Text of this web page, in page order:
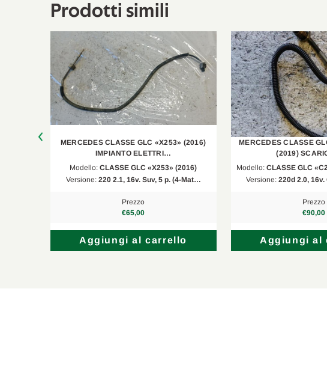
Prodotti simili
MERCEDES CLASSE GLC «X253» (2016)
IMPIANTO ELETTRI…
Modello: CLASSE GLC «X253» (2016)
Versione: 220 2.1, 16v. Suv, 5 p. (4-Mat…
Prezzo
€65,00
Aggiungi al carrello
MERCEDES CLASSE
(2019)
Modello: CLASSE GLC
Versione: 220d 2.0,
Prezzo
€90,00
Aggiungi al